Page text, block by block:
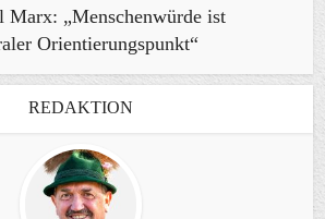
Marx: „Menschenwürde ist
Orientierungspunkt“
REDAKTION